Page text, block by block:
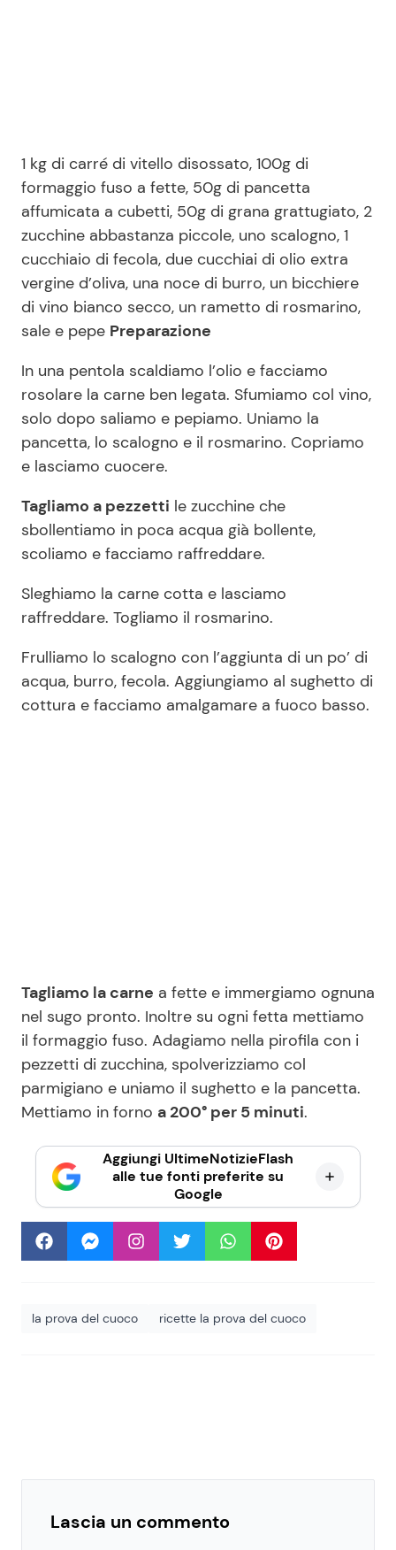
1 kg di carré di vitello disossato, 100g di
formaggio fuso a fette, 50g di pancetta
affumicata a cubetti, 50g di grana grattugiato, 2
zucchine abbastanza piccole, uno scalogno, 1
cucchiaio di fecola, due cucchiai di olio extra
vergine d’oliva, una noce di burro, un bicchiere
di vino bianco secco, un rametto di rosmarino,
sale e pepe Preparazione
In una pentola scaldiamo l’olio e facciamo
rosolare la carne ben legata. Sfumiamo col vino,
solo dopo saliamo e pepiamo. Uniamo la
pancetta, lo scalogno e il rosmarino. Copriamo
e lasciamo cuocere.
Tagliamo a pezzetti le zucchine che
sbollentiamo in poca acqua già bollente,
scoliamo e facciamo raffreddare.
Sleghiamo la carne cotta e lasciamo
raffreddare. Togliamo il rosmarino.
Frulliamo lo scalogno con l’aggiunta di un po’ di
acqua, burro, fecola. Aggiungiamo al sughetto di
cottura e facciamo amalgamare a fuoco basso.
Tagliamo la carne a fette e immergiamo ognuna
nel sugo pronto. Inoltre su ogni fetta mettiamo
il formaggio fuso. Adagiamo nella pirofila con i
pezzetti di zucchina, spolverizziamo col
parmigiano e uniamo il sughetto e la pancetta.
Mettiamo in forno a 200° per 5 minuti.
Aggiungi UltimeNotizieFlash
alle tue fonti preferite su
Google
la prova del cuoco ricette la prova del cuoco
Lascia un commento